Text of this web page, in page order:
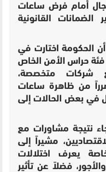
أمام فرض ساعات
القانونية
أن الحكومة اختارت في
فئة حراس الأمن الخاص
شركات متخصصة،
تضرراً من ظاهرة ساعات
في بعض الحالات إلى
نتيجة مشاورات مع
مشيراً إلى
يعرف اختلالات
فضلاً عن تأثير